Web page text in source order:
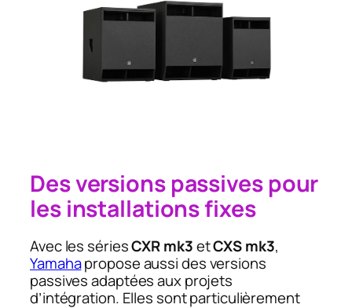
Des versions passives pour
les installations fixes
Avec les sériesCXR mk3etCXS mk3,
Yamahapropose aussi des versions
passives adaptées aux projets
d’intégration. Elles sont particulièrement